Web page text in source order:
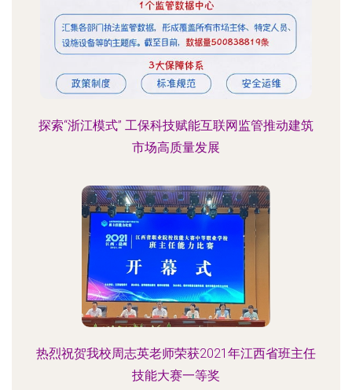
探索“浙江模式” 工保科技赋能互联网监管推动建筑
市场高质量发展
热烈祝贺我校周志英老师荣获2021年江西省班主任
技能大赛一等奖